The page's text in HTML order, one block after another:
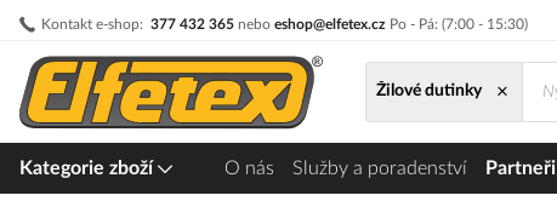
Kontakt e-shop: 377 432 365 nebo eshop@elfetex.cz Po - Pá: (7:00 - 15:30)
Přejít
obsah
Žilové dutinky
×
Kategorie zboží O nás Služby a poradenství Partneři